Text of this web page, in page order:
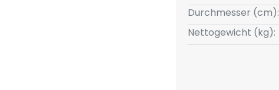
Durchmesser (cm):
Nettogewicht (kg):